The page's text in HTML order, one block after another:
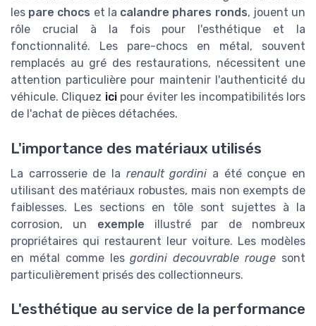
les pare chocs et la calandre phares ronds, jouent un
rôle crucial à la fois pour l'esthétique et la
fonctionnalité. Les pare-chocs en métal, souvent
remplacés au gré des restaurations, nécessitent une
attention particulière pour maintenir l'authenticité du
véhicule. Cliquez icipour éviter les incompatibilités lors
de l'achat de pièces détachées.
L'importance des matériaux utilisés
La carrosserie de la renault gordini a été conçue en
utilisant des matériaux robustes, mais non exempts de
faiblesses. Les sections en tôle sont sujettes à la
corrosion, un exemple illustré par de nombreux
propriétaires qui restaurent leur voiture. Les modèles
en métal comme lesgordini decouvrable rouge sont
particulièrement prisés des collectionneurs.
L'esthétique au service de la performance